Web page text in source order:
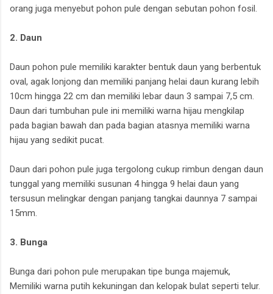
orang juga menyebut pohon pule dengan sebutan pohon fosil.
2. Daun
Daun pohon pule memiliki karakter bentuk daun yang berbentuk
oval, agak lonjong dan memiliki panjang helai daun kurang lebih
10cm hingga 22 cm dan memiliki lebar daun 3 sampai 7,5 cm.
Daun dari tumbuhan pule ini memiliki warna hijau mengkilap
pada bagian bawah dan pada bagian atasnya memiliki warna
hijau yang sedikit pucat.
Daun dari pohon pule juga tergolong cukup rimbun dengan daun
tunggal yang memiliki susunan 4 hingga 9 helai daun yang
tersusun melingkar dengan panjang tangkai daunnya 7 sampai
15mm.
3. Bunga
Bunga dari pohon pule merupakan tipe bunga majemuk,
Memiliki warna putih kekuningan dan kelopak bulat seperti telur.